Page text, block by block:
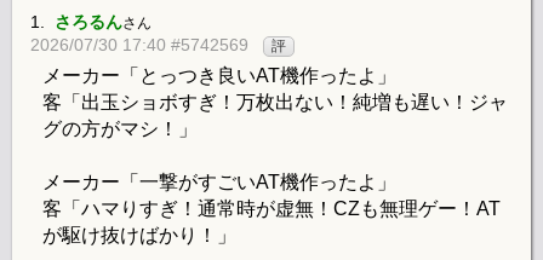
1. さろるんさん
2026/07/30 17:40 #5742569 評
メーカー「とっつき良いAT機作ったよ」
客「出玉ショボすぎ！万枚出ない！純増も遅い！ジャ
グの方がマシ！」
メーカー「一撃がすごいAT機作ったよ」
客「ハマりすぎ！通常時が虚無！CZも無理ゲー！AT
が駆け抜けばかり！」